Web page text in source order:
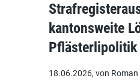
kantonsweite
Pflästerlipolitik
18.06.2026, von Roman